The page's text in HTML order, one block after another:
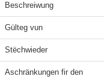
Beschreiwung
Gülteg vun
Stëchwieder
Aschränkungen fir den